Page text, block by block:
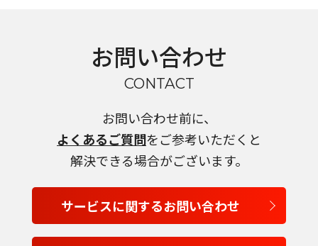
言語を選択
日本語
English
お問い合わせ
CONTACT
お問い合わせ前に、
よくあるご質問をご参考いただくと
解決できる場合がございます。
サービスに関するお問い合わせ